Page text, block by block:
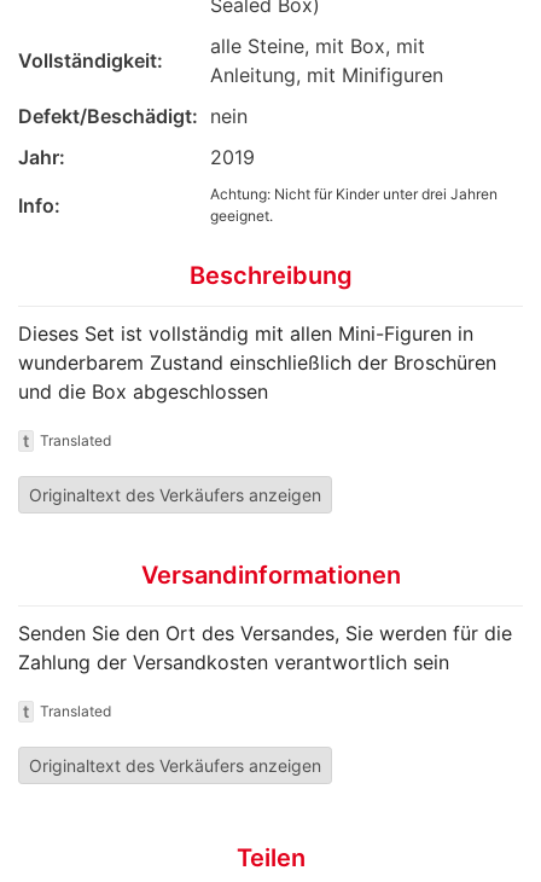
Sealed Box)
Vollständigkeit:
alle Steine, mit Box, mit
Anleitung, mit Minifiguren
Defekt/Beschädigt: nein
Jahr:
2019
Info:
Achtung: Nicht für Kinder unter drei Jahren
geeignet.
Beschreibung
Dieses Set ist vollständig mit allen Mini-Figuren in
wunderbarem Zustand einschließlich der Broschüren
und die Box abgeschlossen
t Translated
Originaltext des Verkäufers anzeigen
Versandinformationen
Senden Sie den Ort des Versandes, Sie werden für die
Zahlung der Versandkosten verantwortlich sein
t Translated
Originaltext des Verkäufers anzeigen
Teilen